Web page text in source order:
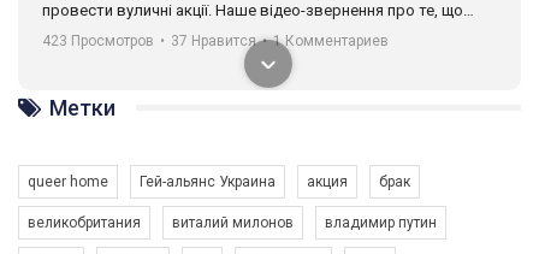
провести вуличні акції. Наше відео-звернення про те, що
навіть коли ми у різних містах та не можемо зустрінеться, ми
разом. Ми закликаємо всіх хто поділяє цінності рівності та
солідарності, приєднатися до нас. Регіональні підрозділи
ГАУ є в 16 областях України.
Разом наш голос лунає гучніше!
423 Просмотров • 37 Нравится • 1 Комментариев
Метки
queer home Гей-альянс Украина акция брак
великобритания виталий милонов владимир путин